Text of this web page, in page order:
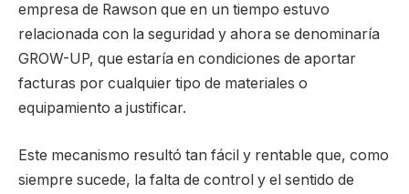
empresa de Rawson que en un tiempo estuvo
relacionada con la seguridad y ahora se denominaría
GROW-UP, que estaría en condiciones de aportar
facturas por cualquier tipo de materiales o
equipamiento a justificar.
Este mecanismo resultó tan fácil y rentable que, como
siempre sucede, la falta de control y el sentido de